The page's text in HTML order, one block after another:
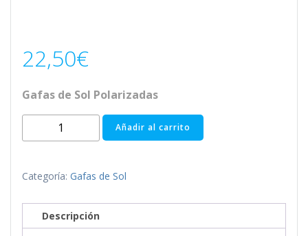
22,50€
Gafas de Sol Polarizadas
CANNES
PURPLE
de
cantidad
Añadir al carrito
Categoría: Gafas de Sol
Descripción